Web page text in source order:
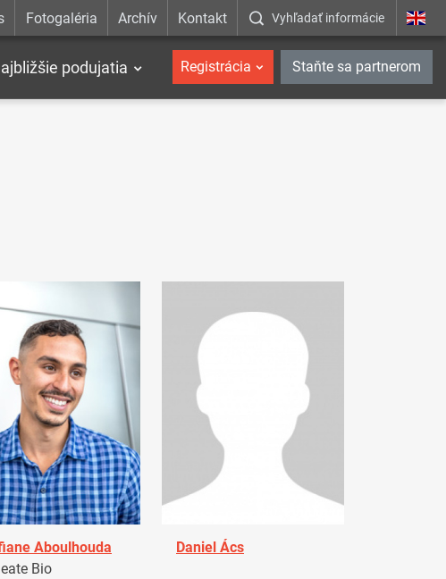
Fotogaléria Archív Kontakt Vyhľadať informácie
podujatia Registrácia Staňte sa partnerom
Aboulhouda
Bio
Daniel Ács